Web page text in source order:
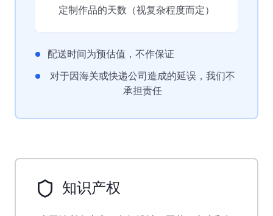
定制作品的天数（视复杂程度而定）
配送时间为预估值，不作保证
对于因海关或快递公司造成的延误，我们不
承担责任
知识产权